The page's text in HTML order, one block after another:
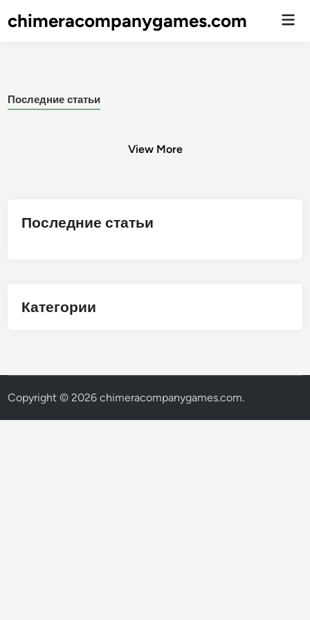
chimeracompanygames.com
Последние статьи
View More
pagination
Последние статьи
Категории
Copyright © 2026chimeracompanygames.com.